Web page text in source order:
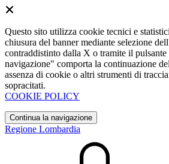
Questo sito utilizza cookie tecnici e
chiusura del banner mediante selezione
contraddistinto dalla X o tramite il
navigazione" comporta la continuazione
assenza di cookie o altri strumenti di
sopracitati.
COOKIE POLICY
Continua la navigazione
Regione Lombardia